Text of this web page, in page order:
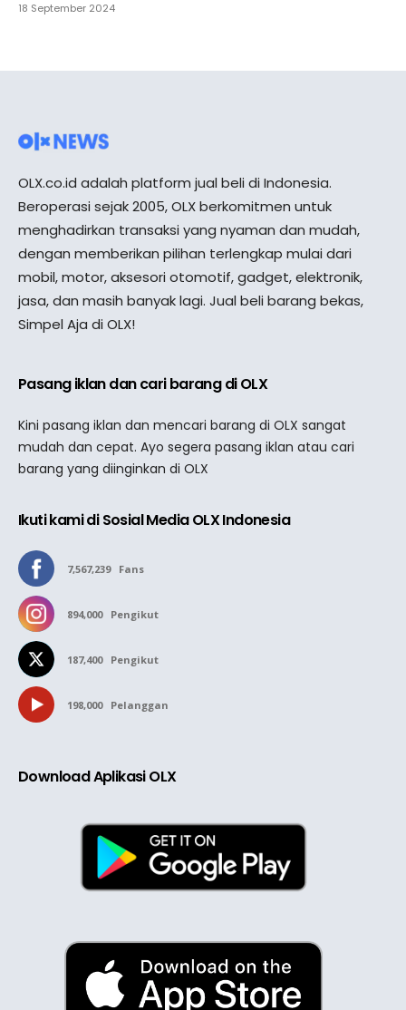
18 September 2024
OLX.co.id adalah platform jual beli di Indonesia.
Beroperasi sejak 2005, OLX berkomitmen untuk
menghadirkan transaksi yang nyaman dan mudah,
dengan memberikan pilihan terlengkap mulai dari
mobil, motor, aksesori otomotif, gadget, elektronik,
jasa, dan masih banyak lagi. Jual beli barang bekas,
Simpel Aja di OLX!
Pasang iklan dan cari barang di OLX
Kini pasang iklan dan mencari barang di OLX sangat
mudah dan cepat. Ayo segera pasang iklan atau cari
barang yang diinginkan di OLX
Ikuti kami di Sosial Media OLX Indonesia
7,567,239 Fans
894,000 Pengikut
187,400 Pengikut
198,000 Pelanggan
Download Aplikasi OLX